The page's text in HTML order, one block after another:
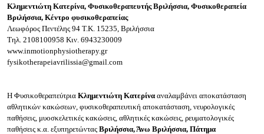
Κλημεντιώτη Κατερίνα, Φυσικοθεραπευτής Βριλήσσια, Φυσικοθεραπεία
Βριλήσσια, Κέντρο φυσικοθεραπείας
Λεωφόρος Πεντέλης 94 Τ.Κ. 15235, Βριλήσσια
Τηλ. 2108100958 Κιν. 6943230009
www.inmotionphysiotherapy.gr
fysikotherapeiavrilissia@gmail.com
Η Φυσικοθεραπεύτρια Κλημεντιώτη Κατερίνα αναλαμβάνει αποκατάσταση
αθλητικών κακώσεων, φυσικοθεραπευτική αποκατάσταση, νευρολογικές
παθήσεις, μυοσκελετικές κακώσεις, αθλητικές κακώσεις, ρευματολογικές
παθήσεις κ.α. εξυπηρετώντας Βριλήσσια, Άνω Βριλήσσια, Πάτημα